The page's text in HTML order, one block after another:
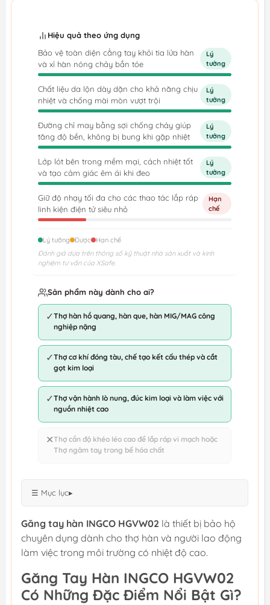
Hiệu quả theo ứng dụng
Bảo vệ toàn diện cẳng tay khỏi tia lửa hàn
và xỉ hàn nóng chảy bắn tóe
Lý
tưởng
Chất liệu da lộn dày dặn cho khả năng chịu
nhiệt và chống mài mòn vượt trội
Lý
tưởng
Đường chỉ may bằng sợi chống cháy giúp
tăng độ bền, không bị bung khi gặp nhiệt
Lý
tưởng
Lớp lót bên trong mềm mại, cách nhiệt tốt
và tạo cảm giác êm ái khi đeo
Lý
tưởng
Giữ độ nhạy tối đa cho các thao tác lắp ráp
linh kiện điện tử siêu nhỏ
Hạn
chế
Lý tưởng Được
Hạn chế
Đánh giá dựa trên thông số kỹ thuật nhà sản xuất và kinh
nghiệm tư vấn của XSafe.
Sản phẩm này dành cho ai?
✓Thợ hàn hồ quang, hàn que, hàn MIG/MAG công
nghiệp nặng
✓Thợ cơ khí đóng tàu, chế tạo kết cấu thép và cắt
gọt kim loại
✓Thợ vận hành lò nung, đúc kim loại và làm việc với
nguồn nhiệt cao
✕Thợ cần độ khéo léo cao để lắp ráp vi mạch hoặc
Thợ ngâm tay trong bể hóa chất
☰ Mục lục▸
Găng tay hàn INGCO HGVW02 là thiết bị bảo hộ
chuyên dụng dành cho thợ hàn và người lao động
làm việc trong môi trường có nhiệt độ cao.
Găng Tay Hàn INGCO HGVW02
Có Những Đặc Điểm Nổi Bật Gì?